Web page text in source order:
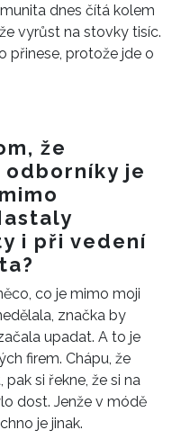
dnes čítá kolem
vyrůst na stovky tisíc.
přinese, protože jde o
že
je
i při vedení
co je mimo moji
značka by
upadat. A to je
firem. Chápu, že
si řekne, že si na
dost. Jenže v módě
je jinak.